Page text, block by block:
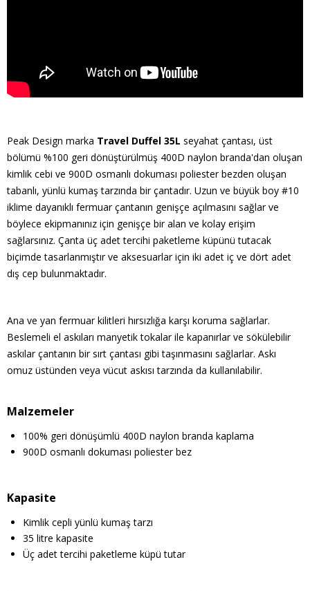
Peak Design marka Travel Duffel 35L seyahat çantası, üst
bölümü %100 geri dönüştürülmüş 400D naylon branda'dan oluşan
kimlik cebi ve 900D osmanlı dokuması poliester bezden oluşan
tabanlı, yünlü kumaş tarzında bir çantadır. Uzun ve büyük boy #10
iklime dayanıklı fermuar çantanın genişçe açılmasını sağlar ve
böylece ekipmanınız için genişçe bir alan ve kolay erişim
sağlarsınız. Çanta üç adet tercihi paketleme küpünü tutacak
biçimde tasarlanmıştır ve aksesuarlar için iki adet iç ve dört adet
dış cep bulunmaktadır.
Ana ve yan fermuar kilitleri hırsızlığa karşı koruma sağlarlar.
Beslemeli el askıları manyetik tokalar ile kapanırlar ve sökülebilir
askılar çantanın bir sırt çantası gibi taşınmasını sağlarlar. Askı
omuz üstünden veya vücut askısı tarzında da kullanılabilir.
Malzemeler
100% geri dönüşümlü 400D naylon branda kaplama
900D osmanlı dokuması poliester bez
Kapasite
Kimlik cepli yünlü kumaş tarzı
35 litre kapasite
Üç adet tercihi paketleme küpü tutar